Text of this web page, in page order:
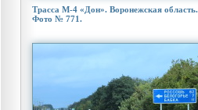
Трасса М-4 «Дон». Воронежская область.
Фото № 771.